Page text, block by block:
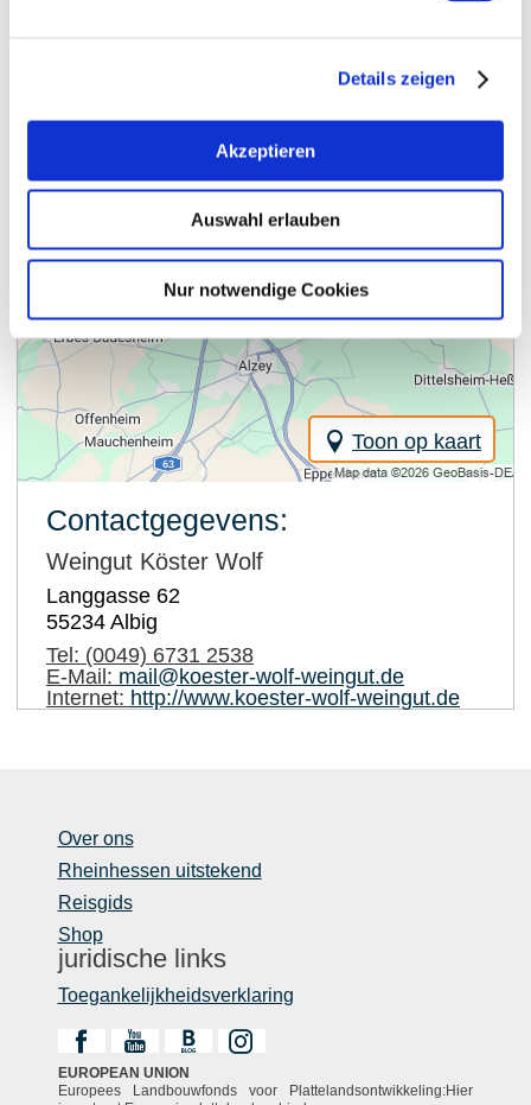
Details zeigen
Akzeptieren
Auswahl erlauben
Nur notwendige Cookies
Toon op kaart
Contactgegevens:
Weingut Köster Wolf
Langgasse 62
55234 Albig
Tel: (0049) 6731 2538
E-Mail: mail@koester-wolf-weingut.de
Internet: http://www.koester-wolf-weingut.de
Over ons
Rheinhessen uitstekend
Reisgids
Shop
juridische links
Toegankelijkheidsverklaring
EUROPEAN UNION
Europees Landbouwfonds voor Plattelandsontwikkeling:Hier